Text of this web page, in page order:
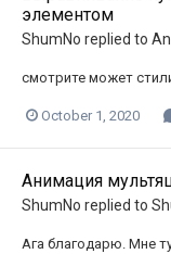
элементом
ShumNo replied to
смотрите может
October 1, 2020
Анимация
ShumNo replied to
Ага благодарю. Мне